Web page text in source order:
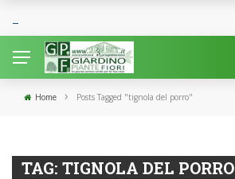
Home › Posts Tagged "tignola del porro"
TAG: TIGNOLA DEL PORRO